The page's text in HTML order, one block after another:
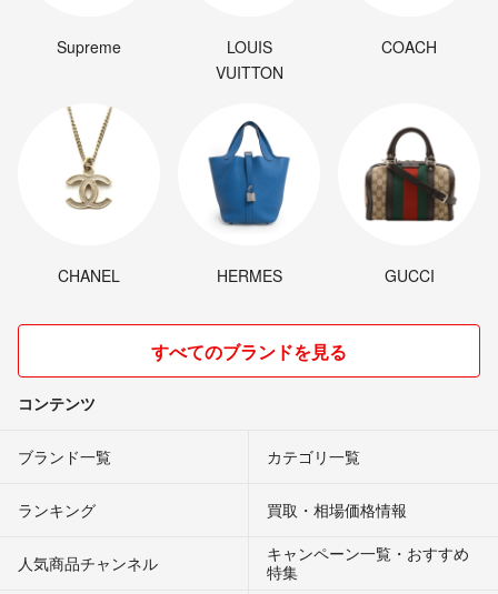
Supreme
LOUIS
VUITTON
COACH
CHANEL HERMES GUCCI
すべてのブランドを見る
コンテンツ
ブランド一覧 カテゴリ一覧
ランキング 買取・相場価格情報
人気商品チャンネル
キャンペーン一覧・おすすめ
特集